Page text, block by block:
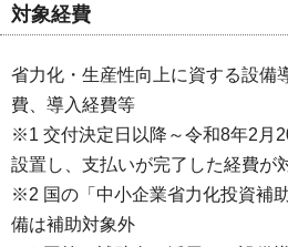
対象経費
省力化・生産性向上に資する設備
費、導入経費等
※1 交付決定日以降～令和8年2月
設置し、支払いが完了した経費が
※2 国の「中小企業省力化投資補
備は補助対象外